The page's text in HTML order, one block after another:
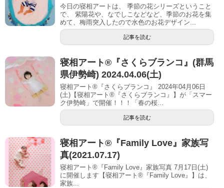
今日の寝相アートは、 季節の花シリーズということ
で、 紫陽花や、なでしこなどなど、季節のお花を集
めて、梅雨突入したので水色のお花デザイン...
記事を読む
寝相アート®『さくらブランコ』(群馬
県伊勢崎) 2024.04.06(土)
寝相アート®『さくらブランコ』 2024年04月06日
(土)【寝相アート®︎『さくらブランコ』】が「スマー
ク伊勢崎」で開催！！！「春の桜...
記事を読む
寝相アート®『Family Love』家族写
真(2021.07.17)
寝相アート®『Family Love』家族写真 7月17日(土)
に開催します【寝相アート®︎『Family Love』】は、
家族...